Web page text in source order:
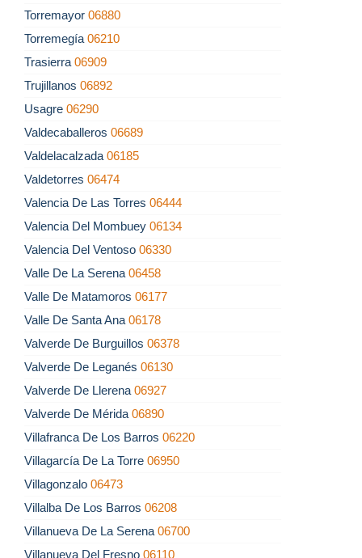
Torremayor 06880
Torremegía 06210
Trasierra 06909
Trujillanos 06892
Usagre 06290
Valdecaballeros 06689
Valdelacalzada 06185
Valdetorres 06474
Valencia De Las Torres 06444
Valencia Del Mombuey 06134
Valencia Del Ventoso 06330
Valle De La Serena 06458
Valle De Matamoros 06177
Valle De Santa Ana 06178
Valverde De Burguillos 06378
Valverde De Leganés 06130
Valverde De Llerena 06927
Valverde De Mérida 06890
Villafranca De Los Barros 06220
Villagarcía De La Torre 06950
Villagonzalo 06473
Villalba De Los Barros 06208
Villanueva De La Serena 06700
Villanueva Del Fresno 06110